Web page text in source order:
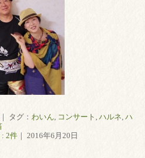
｜ タグ： わいん コンサート ハルネ ハ
: 2件 ｜ 2016年6月20日